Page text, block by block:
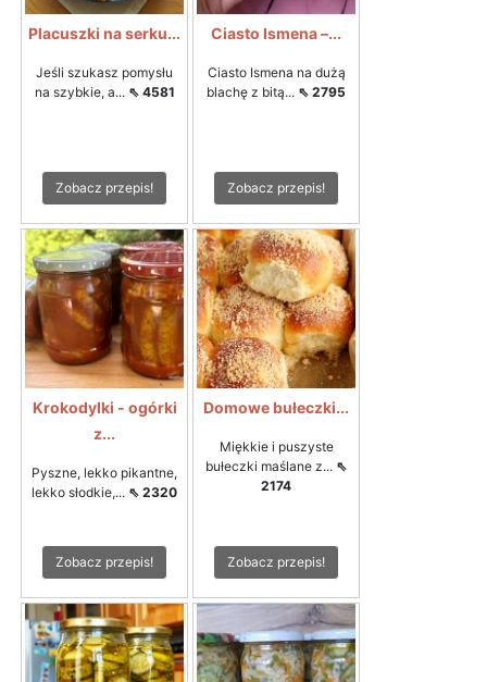
Placuszki na serku...
Jeśli szukasz pomysłu
na szybkie, a... ⇖ 4581
Zobacz przepis!
Ciasto Ismena –...
Ciasto Ismena na dużą
blachę z bitą... ⇖ 2795
Zobacz przepis!
Krokodylki - ogórki
z...
Pyszne, lekko pikantne,
lekko słodkie,... ⇖ 2320
Zobacz przepis!
Domowe bułeczki...
Miękkie i puszyste
bułeczki maślane z... ⇖
2174
Zobacz przepis!